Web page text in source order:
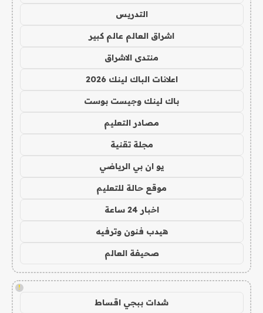
التدريس
اشراق العالم عالم كبير
منتدى الاشراق
اعلانات الباك لينك 2026
باك لينك وجيست بوست
مصادر التعليم
مجلة تقنية
يو ان بي الرياضي
موقع حالة للتعليم
اخبار 24 ساعة
هيدب فنون وترفيه
صحيفة العالم
!
شدات ببجي اقساط